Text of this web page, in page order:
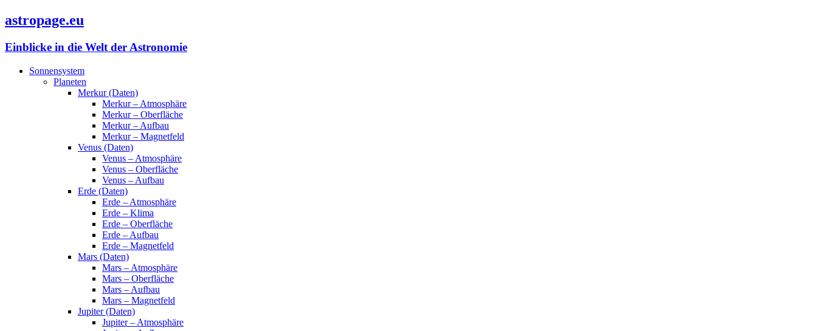
astropage.eu
Einblicke in die Welt der Astronomie
Sonnensystem
Planeten
Merkur (Daten)
Merkur – Atmosphäre
Merkur – Oberfläche
Merkur – Aufbau
Merkur – Magnetfeld
Venus (Daten)
Venus – Atmosphäre
Venus – Oberfläche
Venus – Aufbau
Erde (Daten)
Erde – Atmosphäre
Erde – Klima
Erde – Oberfläche
Erde – Aufbau
Erde – Magnetfeld
Mars (Daten)
Mars – Atmosphäre
Mars – Oberfläche
Mars – Aufbau
Mars – Magnetfeld
Jupiter (Daten)
Jupiter – Atmosphäre